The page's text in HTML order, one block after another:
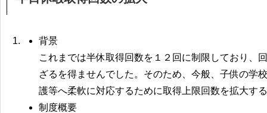
背景
これまでは半休取得回数を１２回に制限しており、
ざるを得ませんでした。そのため、今般、子供の学
護等へ柔軟に対応するために取得上限回数を拡大す
制度概要